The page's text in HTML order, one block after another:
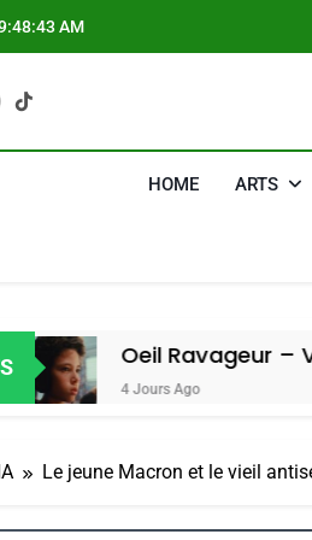
AM
HOME ARTS
Ravageur – Vanessa De
Ago
Le jeune Macron et le vieil